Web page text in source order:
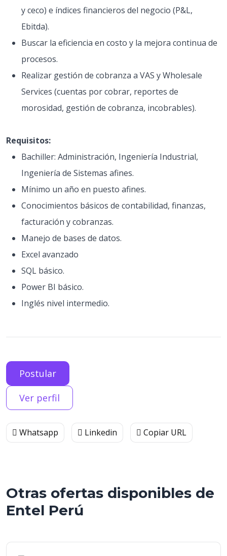
y ceco) e índices financieros del negocio (P&L,
Ebitda).
Buscar la eficiencia en costo y la mejora continua de
procesos.
Realizar gestión de cobranza a VAS y Wholesale
Services (cuentas por cobrar, reportes de
morosidad, gestión de cobranza, incobrables).
Requisitos:
Bachiller: Administración, Ingeniería Industrial,
Ingeniería de Sistemas afines.
Mínimo un año en puesto afines.
Conocimientos básicos de contabilidad, finanzas,
facturación y cobranzas.
Manejo de bases de datos.
Excel avanzado
SQL básico.
Power BI básico.
Inglés nivel intermedio.
Postular
Ver perfil
Whatsapp Linkedin Copiar URL
Otras ofertas disponibles de
Entel Perú